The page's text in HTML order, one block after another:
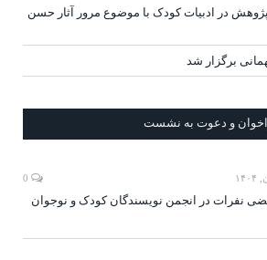
در ادبیات کودک با موضوع مرور آثار حسن
برگزار شد
و دعوت به نشست
نفرات در انجمن نویسندگان کودک و نوجوان